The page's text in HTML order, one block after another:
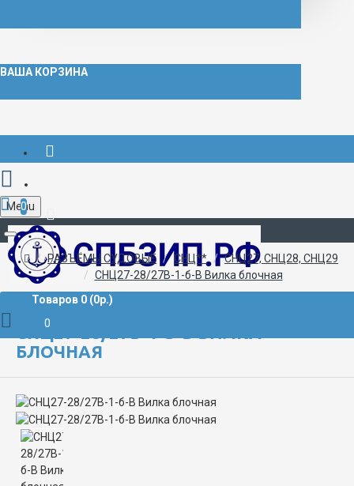
ВАША КОРЗИНА
+7 (812) 507-02-72
Menu
0
Товаров 0 (0р.)
0
РАЗЪЁМЫ СУДОВЫЕ СНЦ**
СНЦ27, СНЦ28, СНЦ29
СНЦ27-28/27В-1-б-В Вилка блочная
СНЦ27-28/27В-1-Б-В ВИЛКА
БЛОЧНАЯ